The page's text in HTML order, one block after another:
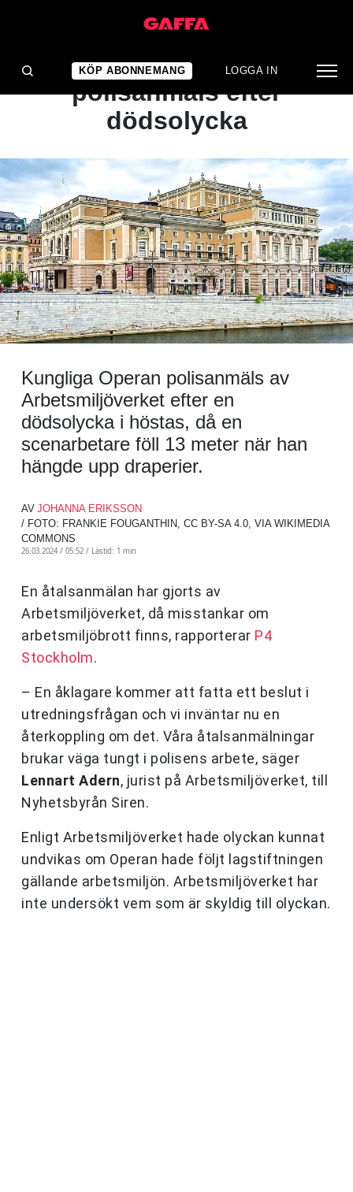
KÖP ABONNEMANG LOGGA IN
NYHET
Kungliga Operan
polisanmäls efter
dödsolycka
Kungliga Operan polisanmäls av
Arbetsmiljöverket efter en
dödsolycka i höstas, då en
scenarbetare föll 13 meter när han
hängde upp draperier.
AV JOHANNA ERIKSSON
/ FOTO: FRANKIE FOUGANTHIN, CC BY-SA 4.0, VIA WIKIMEDIA
COMMONS
26.03.2024 / 05:52 / Lästid: 1 min
En åtalsanmälan har gjorts av
Arbetsmiljöverket, då misstankar om
arbetsmiljöbrott finns, rapporterar P4
Stockholm.
– En åklagare kommer att fatta ett beslut i
utredningsfrågan och vi inväntar nu en
återkoppling om det. Våra åtalsanmälningar
brukar väga tungt i polisens arbete, säger
Lennart Adern, jurist på Arbetsmiljöverket, till
Nyhetsbyrån Siren.
Enligt Arbetsmiljöverket hade olyckan kunnat
undvikas om Operan hade följt lagstiftningen
gällande arbetsmiljön. Arbetsmiljöverket har
inte undersökt vem som är skyldig till olyckan.